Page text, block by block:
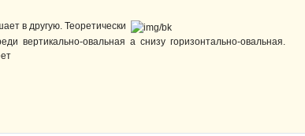
в другую. Теоретически
вертикально-овальная а снизу горизонтально-овальная.